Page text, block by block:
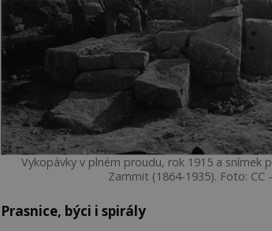
Vykopávky v plném proudu, rok 1915 a snímek
Zammit (1864-1935). Foto: CC
Prasnice, býci i spirály